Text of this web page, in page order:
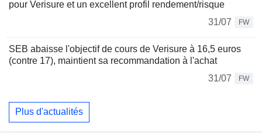
pour Verisure et un excellent profil rendement/risque
31/07
FW
SEB abaisse l'objectif de cours de Verisure à 16,5 euros
(contre 17), maintient sa recommandation à l'achat
31/07
FW
Plus d'actualités